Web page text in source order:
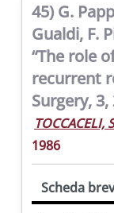
45) G.
Gualdi, F.
“The role
recurrent
Surgery, 3,
TOCCACELI,
1986
Scheda